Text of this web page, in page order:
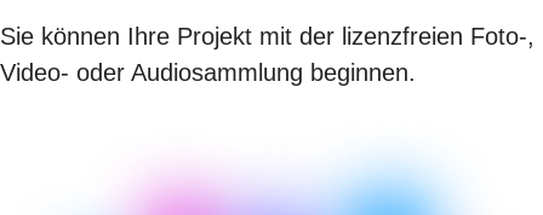
Sie können Ihre Projekt mit der lizenzfreien Foto-,
Video- oder Audiosammlung beginnen.